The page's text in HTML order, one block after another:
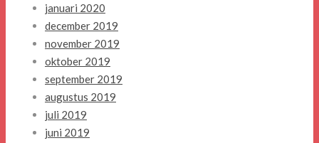
januari 2020
december 2019
november 2019
oktober 2019
september 2019
augustus 2019
juli 2019
juni 2019